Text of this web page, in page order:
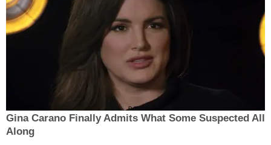
Gina Carano Finally Admits What Some Suspected All
Along